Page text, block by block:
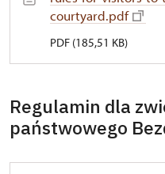
courtyard.pdf
PDF (185,51 KB)
Regulamin dla
państwowego